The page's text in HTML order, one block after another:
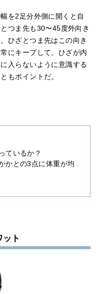
幅を2足分外側に開くと自
つま先も30〜45度外向き
ひざとつま先はこの向き
にキープして。ひざが内
入らないように意識する
もポイントだ。
ているか？
かとの3点に体重が均
ット